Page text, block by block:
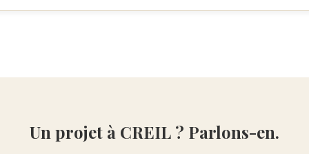
Un projet à CREIL ? Parlons-en.